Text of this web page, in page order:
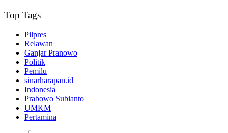
Top Tags
Pilpres
Relawan
Ganjar Pranowo
Politik
Pemilu
sinarharapan.id
Indonesia
Prabowo Subianto
UMKM
Pertamina